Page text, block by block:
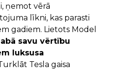
ņemot vērā
līkni, kas parasti
gadiem. Lietots Model
savu vērtību
luksusa
Tesla gaisa